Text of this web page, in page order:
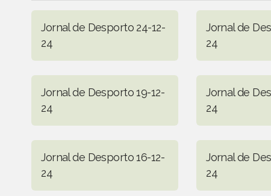
Jornal de Desporto 24-12-
24
Jornal de
24
Jornal de Desporto 19-12-
24
Jornal de
24
Jornal de Desporto 16-12-
24
Jornal de
24